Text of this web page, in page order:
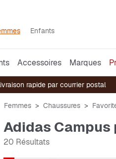
Enfants
Accessoires Marques
rapide par courrier postal
Femmes Chaussures
Adidas Campus
20 Résultats